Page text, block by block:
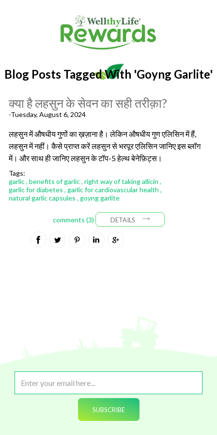
Blog Posts Tagged With 'goyng Garlite'
क्या है लहसुन के सेवन का सही तरीक़ा?
-Tuesday, August 6, 2024
लहसुन में औषधीय गुणों का ख़ज़ाना है। लेकिन औषधीय गुण एलिसिन में हैं,
लहसुन में नहीं। कैसे प्राप्त करें लहसुन से भरपूर एलिसिन जानिए इस ब्लॉग
में। और साथ ही जानिए लहसुन के टॉप-5 हेल्थ बेनेफ़िट्स।
Tags:
garlic, benefits of garlic, right way of taking allicin ,
garlic for diabetes , garlic for cardiovascular health ,
natural garlic capsules , goyng garlite
comments (3) DETAILS